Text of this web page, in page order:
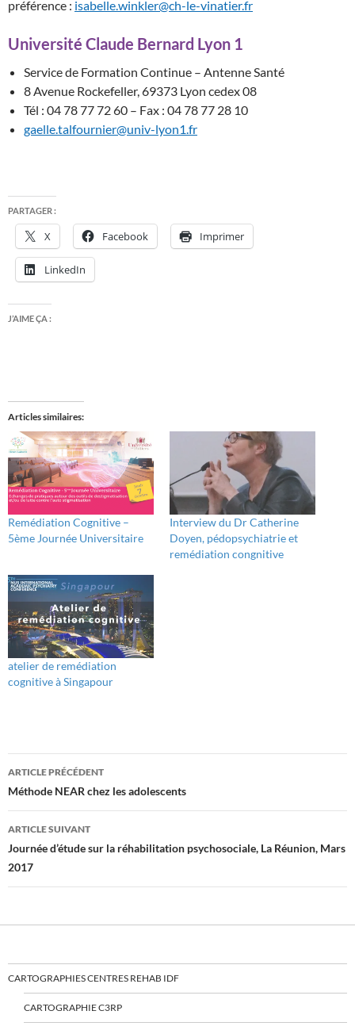
préférence : isabelle.winkler@ch-le-vinatier.fr
Université Claude Bernard Lyon 1
Service de Formation Continue – Antenne Santé
8 Avenue Rockefeller, 69373 Lyon cedex 08
Tél : 04 78 77 72 60 – Fax : 04 78 77 28 10
gaelle.talfournier@univ-lyon1.fr
PARTAGER :
X Facebook Imprimer
LinkedIn
J’AIME ÇA :
Articles similaires
Remédiation Cognitive –
5ème Journée Universitaire
Interview du Dr Catherine
Doyen, pédopsychiatrie et
remédiation congnitive
atelier de remédiation
cognitive à Singapour
Navigation
des
articles
ARTICLE PRÉCÉDENT
Méthode NEAR chez les adolescents
ARTICLE SUIVANT
Journée d’étude sur la réhabilitation psychosociale, La Réunion, Mars
2017
CARTOGRAPHIES CENTRES REHAB IDF
CARTOGRAPHIE C3RP